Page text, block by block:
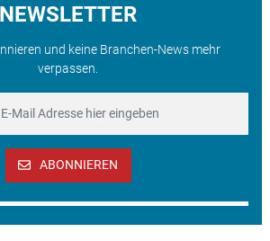
NEWSLETTER
und keine Branchen-News mehr
verpassen.
ABONNIEREN